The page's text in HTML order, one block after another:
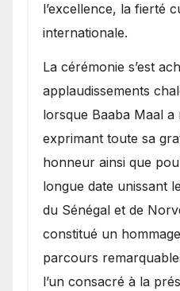
l’excellence, la fierté
internationale.
​La cérémonie s’est
applaudissements
lorsque Baaba Maal
exprimant toute sa
honneur ainsi que
longue date unissant
du Sénégal et de
constitué un
parcours
l’un consacré à la